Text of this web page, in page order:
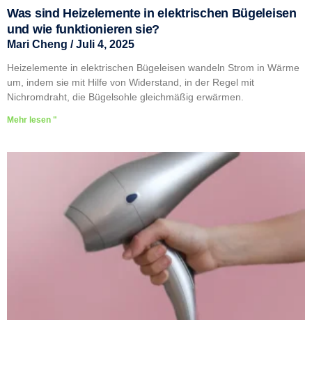
Was sind Heizelemente in elektrischen Bügeleisen
und wie funktionieren sie?
Mari Cheng Juli 4, 2025
Heizelemente in elektrischen Bügeleisen wandeln Strom in Wärme
um, indem sie mit Hilfe von Widerstand, in der Regel mit
Nichromdraht, die Bügelsohle gleichmäßig erwärmen.
Mehr lesen "